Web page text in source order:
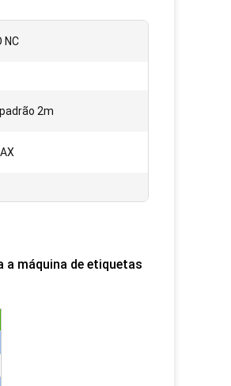
NC
2m
máquina de etiquetas